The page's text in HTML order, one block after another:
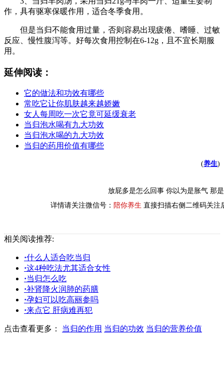
作，具有驱寒保暖作用，适合冬季食用。
但是当归不能食用过量，否则容易出现疲倦、嗜睡、过敏
反应、慢性腹泻等。好每次食用控制在6-12g，且不宜长期服
用。
延伸阅读：
它的做法和功效有哪些
常吃它让你肌肤越来越娇嫩
女人每周吃一次它竟可延缓衰老
当归泡水喝有九大功效
当归泡水喝的九大功效
当归的药用价值有哪些
(养生)
放屁多是怎么回事 你以为是胀气 那
详情请关注微信号： 陪你养生 直接扫描右侧二维码关注
相关阅读推荐:
·什么人适合吃当归
·这4种吃法尤其适合女性
·当归怎么吃
·补肾降火润肺的药膳
·孕妇可以吃高丽参吗
·来点它 肝病难再犯
点击查看更多： 当归的作用 当归的功效 当归的营养价值